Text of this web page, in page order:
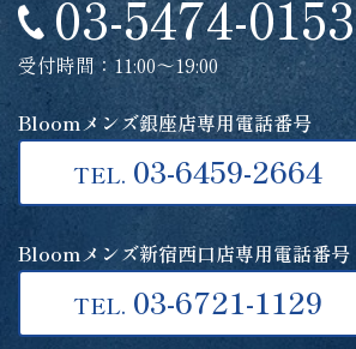
03-5474-0153
受付時間：11:00～19:00
Bloomメンズ銀座店専用電話番号
TEL. 03-6459-2664
Bloomメンズ新宿西口店専用電話番号
TEL. 03-6721-1129